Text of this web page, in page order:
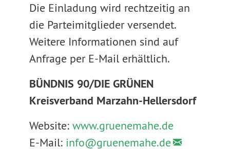
Die Einladung wird rechtzeitig an
die Parteimitglieder versendet.
Weitere Informationen sind auf
Anfrage per E-Mail erhältlich.
BÜNDNIS 90/DIE GRÜNEN
Kreisverband Marzahn-Hellersdorf
Website: www.gruenemahe.de
E-Mail: info@gruenemahe.de